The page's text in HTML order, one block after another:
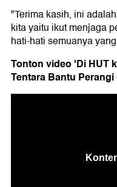
"Terima kasih, ini
kita yaitu ikut menjaga
hati-hati semuanya
Tonton video 'Di HUT
Tentara Bantu